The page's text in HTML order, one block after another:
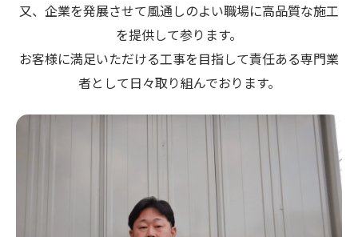
又、企業を発展させて風通しのよい職場に高品質な施工
を提供して参ります。
お客様に満足いただける工事を目指して責任ある専門業
者として日々取り組んでおります。